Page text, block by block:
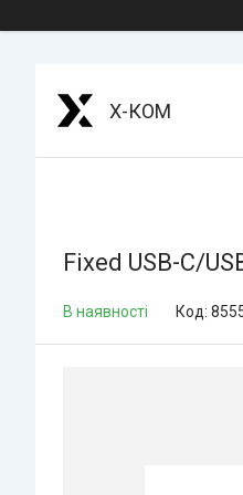
Х-КОМ
Fixed USB-C/
В наявності Код: